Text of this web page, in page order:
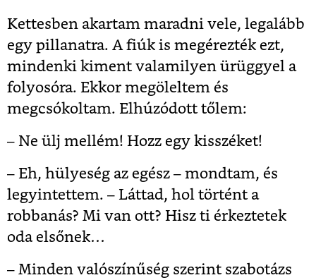
Kettesben akartam maradni vele, legalább
egy pillanatra. A fiúk is megérezték ezt,
mindenki kiment valamilyen ürüggyel a
folyosóra. Ekkor megöleltem és
megcsókoltam. Elhúzódott tőlem:
– Ne ülj mellém! Hozz egy kisszéket!
– Eh, hülyeség az egész – mondtam, és
legyintettem. – Láttad, hol történt a
robbanás? Mi van ott? Hisz ti érkeztetek
oda elsőnek…
– Minden valószínűség szerint szabotázs